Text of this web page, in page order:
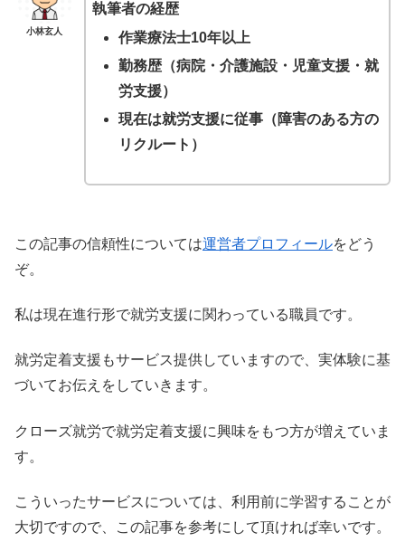
小林玄人
執筆者の経歴
作業療法士10年以上
勤務歴（病院・介護施設・児童支援・就
労支援）
現在は就労支援に従事（障害のある方の
リクルート）
この記事の信頼性については運営者プロフィールをどう
ぞ。
私は現在進行形で就労支援に関わっている職員です。
就労定着支援もサービス提供していますので、実体験に基
づいてお伝えをしていきます。
クローズ就労で就労定着支援に興味をもつ方が増えていま
す。
こういったサービスについては、利用前に学習することが
大切ですので、この記事を参考にして頂ければ幸いです。